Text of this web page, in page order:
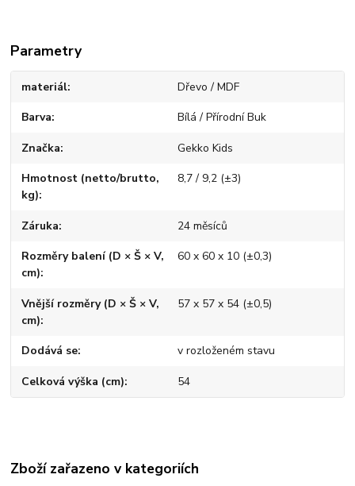
Parametry
materiál Dřevo / MDF
Barva Bílá / Přírodní Buk
Značka Gekko Kids
Hmotnost (netto/brutto,
kg)
8,7 / 9,2 (±3)
Záruka 24 měsíců
Rozměry balení (D × Š × V,
cm)
60 x 60 x 10 (±0,3)
Vnější rozměry (D × Š × V,
cm)
57 x 57 x 54 (±0,5)
Dodává se v rozloženém stavu
Celková výška (cm) 54
Zboží zařazeno v kategoriích